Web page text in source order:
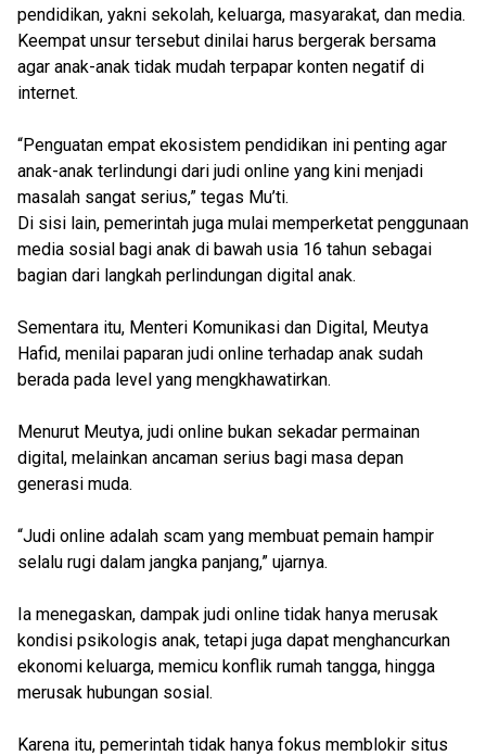
pendidikan, yakni sekolah, keluarga, masyarakat, dan media.
Keempat unsur tersebut dinilai harus bergerak bersama
agar anak-anak tidak mudah terpapar konten negatif di
internet.
“Penguatan empat ekosistem pendidikan ini penting agar
anak-anak terlindungi dari judi online yang kini menjadi
masalah sangat serius,” tegas Mu’ti.
Di sisi lain, pemerintah juga mulai memperketat penggunaan
media sosial bagi anak di bawah usia 16 tahun sebagai
bagian dari langkah perlindungan digital anak.
Sementara itu, Menteri Komunikasi dan Digital, Meutya
Hafid, menilai paparan judi online terhadap anak sudah
berada pada level yang mengkhawatirkan.
Menurut Meutya, judi online bukan sekadar permainan
digital, melainkan ancaman serius bagi masa depan
generasi muda.
“Judi online adalah scam yang membuat pemain hampir
selalu rugi dalam jangka panjang,” ujarnya.
Ia menegaskan, dampak judi online tidak hanya merusak
kondisi psikologis anak, tetapi juga dapat menghancurkan
ekonomi keluarga, memicu konflik rumah tangga, hingga
merusak hubungan sosial.
Karena itu, pemerintah tidak hanya fokus memblokir situs